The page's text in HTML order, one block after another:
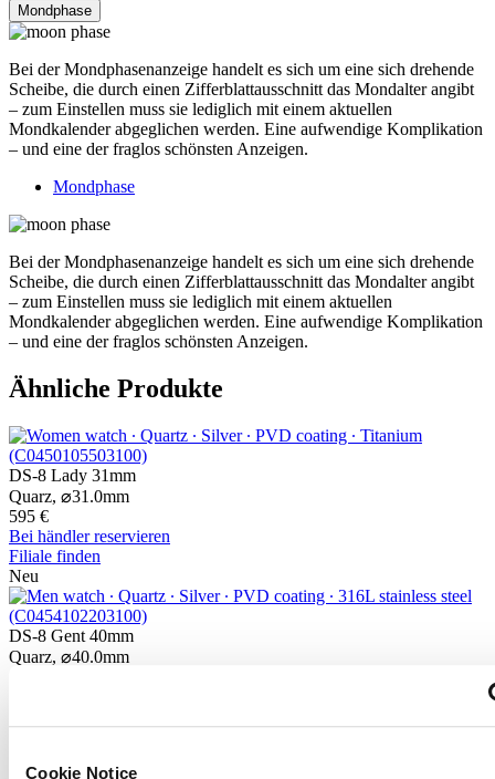
Cookie Notice
Mondphase
Bei der Mondphasenanzeige handelt es sich um eine sich drehende
Scheibe, die durch einen Zifferblattausschnitt das Mondalter angibt
– zum Einstellen muss sie lediglich mit einem aktuellen
Mondkalender abgeglichen werden. Eine aufwendige Komplikation
– und eine der fraglos schönsten Anzeigen.
Mondphase
Bei der Mondphasenanzeige handelt es sich um eine sich drehende
Scheibe, die durch einen Zifferblattausschnitt das Mondalter angibt
– zum Einstellen muss sie lediglich mit einem aktuellen
Mondkalender abgeglichen werden. Eine aufwendige Komplikation
– und eine der fraglos schönsten Anzeigen.
Ähnliche Produkte
DS-8 Lady 31mm
Quarz, ⌀31.0mm
595 €
Bei händler reservieren
Filiale finden
Neu
DS-8 Gent 40mm
Quarz, ⌀40.0mm